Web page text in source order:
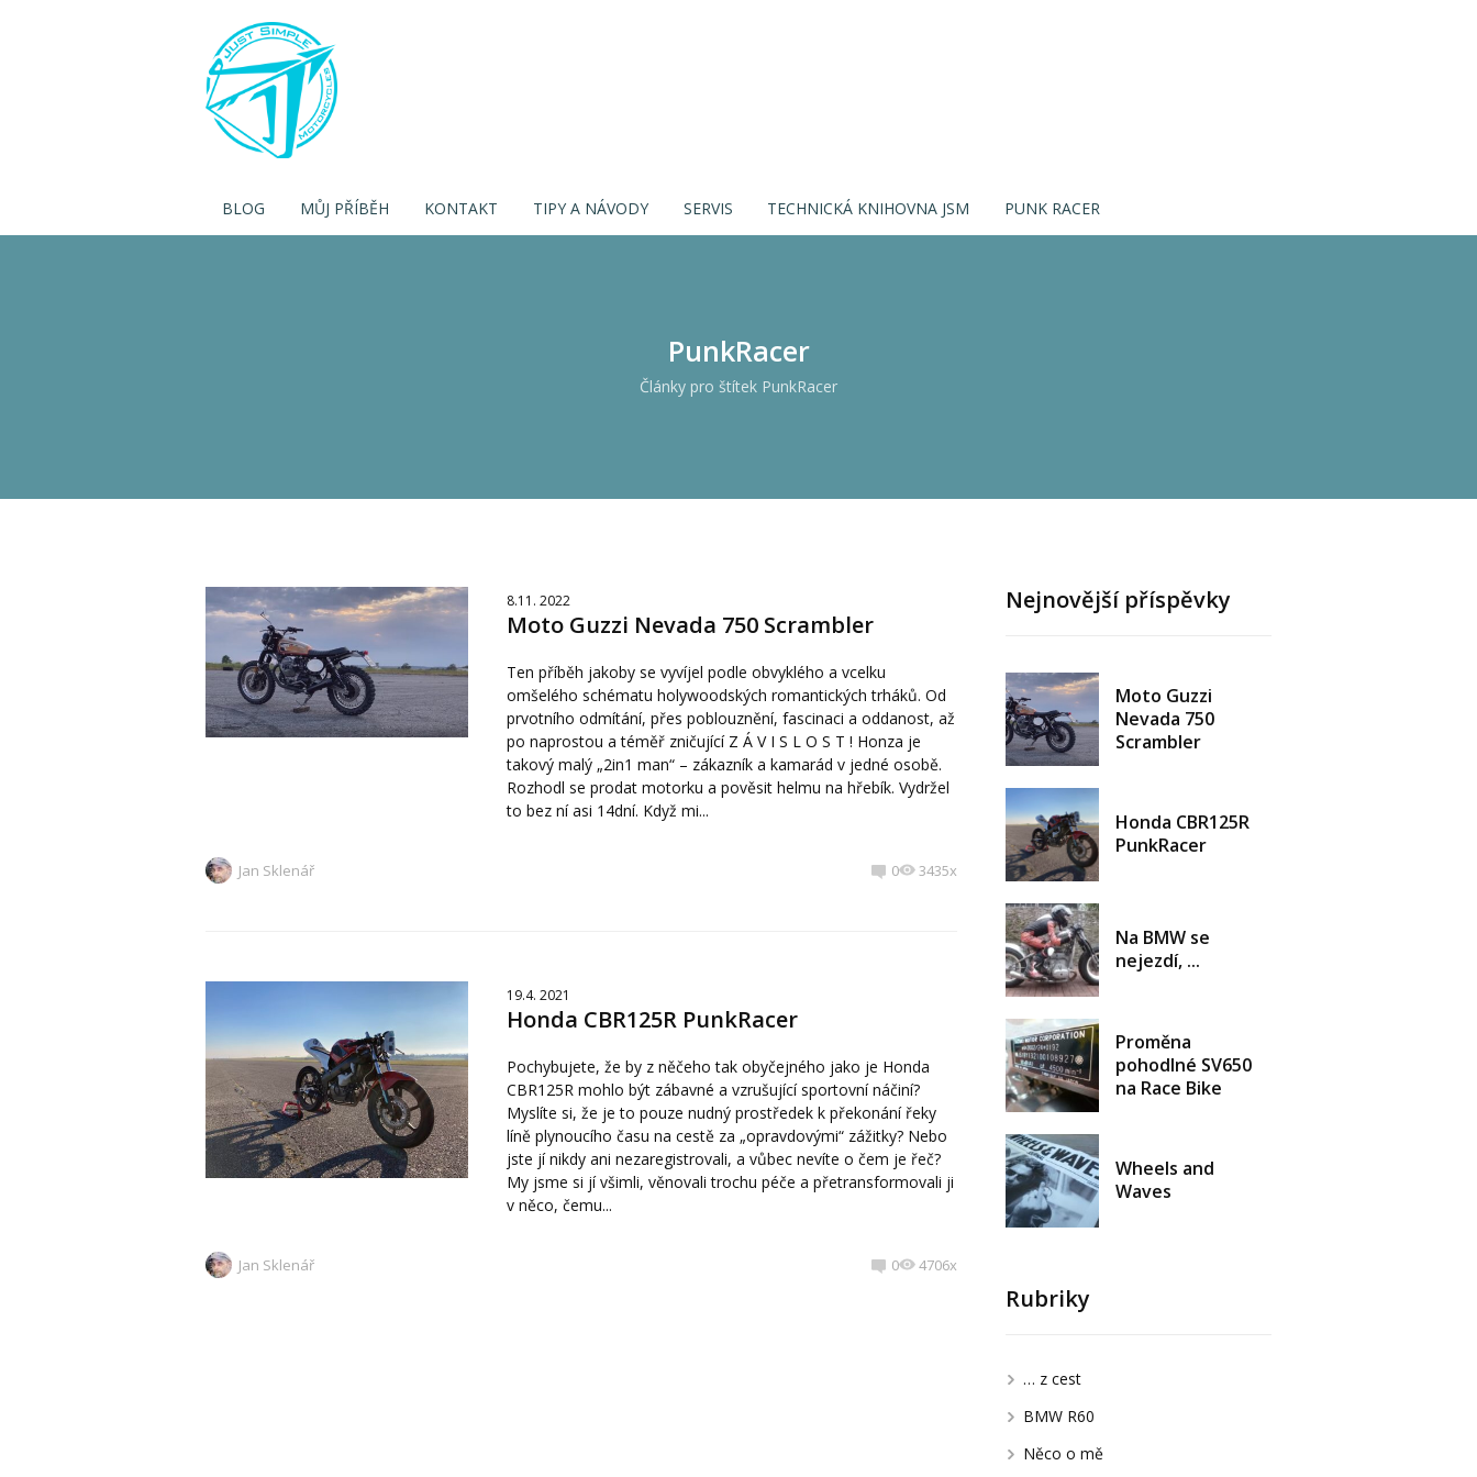
BLOG MŮJ PŘÍBĚH KONTAKT TIPY A NÁVODY SERVIS TECHNICKÁ KNIHOVNA JSM PUNK RACER
PunkRacer
Články pro štítek PunkRacer
8.11. 2022
Moto Guzzi Nevada 750 Scrambler
Ten příběh jakoby se vyvíjel podle obvyklého a vcelku
omšelého schématu holywoodských romantických trháků. Od
prvotního odmítání, přes poblouznění, fascinaci a oddanost, až
po naprostou a téměř zničující Z Á V I S L O S T ! Honza je
takový malý „2in1 man“ – zákazník a kamarád v jedné osobě.
Rozhodl se prodat motorku a pověsit helmu na hřebík. Vydržel
to bez ní asi 14dní. Když mi...
Jan Sklenář 0 3435x
19.4. 2021
Honda CBR125R PunkRacer
Pochybujete, že by z něčeho tak obyčejného jako je Honda
CBR125R mohlo být zábavné a vzrušující sportovní náčiní?
Myslíte si, že je to pouze nudný prostředek k překonání řeky
líně plynoucího času na cestě za „opravdovými“ zážitky? Nebo
jste jí nikdy ani nezaregistrovali, a vůbec nevíte o čem je řeč?
My jsme si jí všimli, věnovali trochu péče a přetransformovali ji
v něco, čemu...
Jan Sklenář 0 4706x
Nejnovější příspěvky
Moto Guzzi
Nevada 750
Scrambler
Honda CBR125R
PunkRacer
Na BMW se
nejezdí, ...
Proměna
pohodlné SV650
na Race Bike
Wheels and
Waves
Rubriky
… z cest
BMW R60
Něco o mě